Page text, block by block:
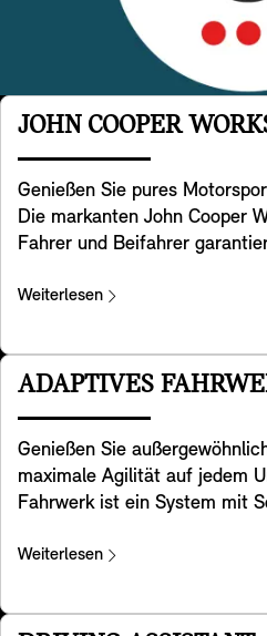
JOHN COOPER
Genießen Sie pures
Die markanten John Cooper
Fahrer und Beifahrer
Sitzgeometrie mit integrierten
Sie Kurven mit dem für MINI
nehmen können. Auf der
enthalten.
Weiterlesen
ADAPTIVES
Genießen Sie
maximale Agilität auf jedem
Fahrwerk ist ein System mit
Durch die kontinuierliche
Veränderungen der
Weiterlesen